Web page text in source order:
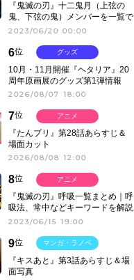
『鬼滅の刃』十二鬼月（上弦の
鬼、下弦の鬼）メンバーを一覧で
紹介＆解説（登場鬼の情報まと
2023/06/20 00:00
6位
10月・11月開催『ヘタリア』20
周年原画展のグッズ第1弾情報
2026/08/07 18:00
グッズ
7位
『たんプリ』第28話あらすじ＆
場面カット
2026/08/08 12:00
アニメ
8位
『鬼滅の刃』呼吸一覧まとめ｜呼
吸法、常中などキーワードを解説
2023/06/15 19:00
アニメ
9位
『キスあと』第3話あらすじ＆場
面写真
マンガ・ラノベ